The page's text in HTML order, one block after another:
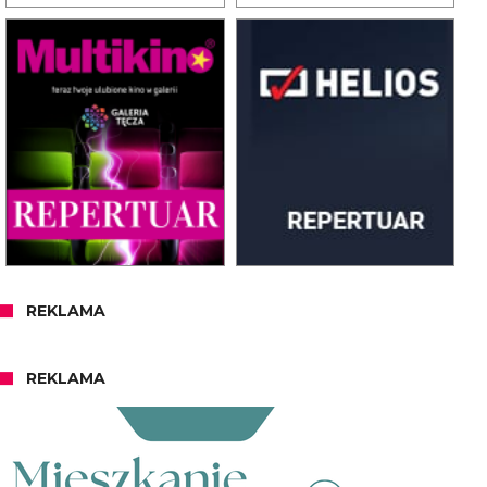
REKLAMA
REKLAMA